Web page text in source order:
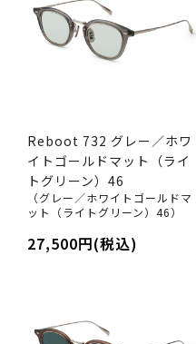
Reboot 732 グレー／ホワ
イトゴールドマット（ライ
トグリーン）46
（グレー／ホワイトゴールドマ
ット（ライトグリーン）46）
27,500円(税込)